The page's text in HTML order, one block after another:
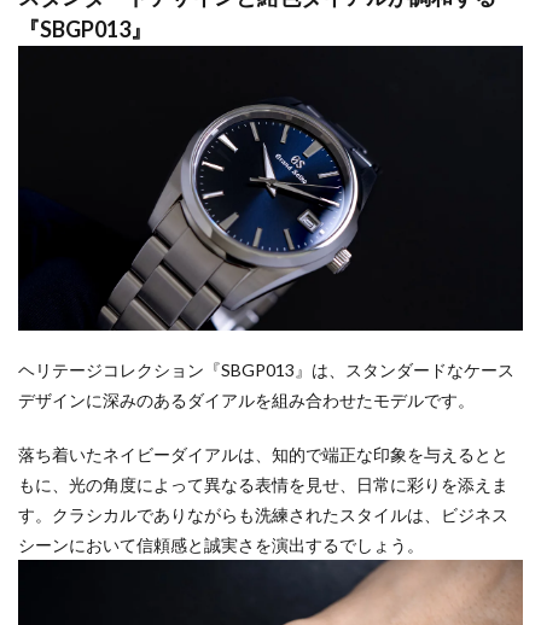
『SBGP013』
ヘリテージコレクション『SBGP013』は、スタンダードなケース
デザインに深みのあるダイアルを組み合わせたモデルです。
落ち着いたネイビーダイアルは、知的で端正な印象を与えるとと
もに、光の角度によって異なる表情を見せ、日常に彩りを添えま
す。クラシカルでありながらも洗練されたスタイルは、ビジネス
シーンにおいて信頼感と誠実さを演出するでしょう。